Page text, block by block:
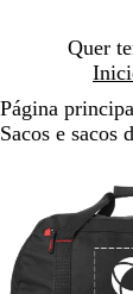
Quer
Diapositivo
1
Página
Sacos e sacos